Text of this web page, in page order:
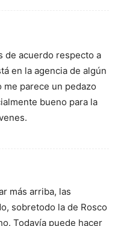
de acuerdo respecto a
en la agencia de algún
parece un pedazo
bueno para la
más arriba, las
sobretodo la de Rosco
Todavía puede hacer